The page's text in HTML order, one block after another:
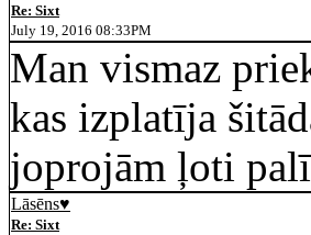
Re: Sixt
July 19, 2016 08:33PM
Man vismaz
kas izplatīja
joprojām ļoti
Lāsēns♥
Re: Sixt